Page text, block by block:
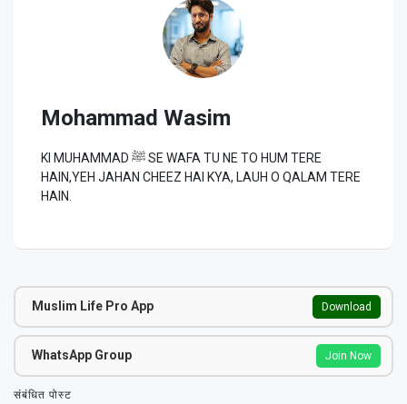
Mohammad Wasim
KI MUHAMMAD ﷺ SE WAFA TU NE TO HUM TERE
HAIN,YEH JAHAN CHEEZ HAI KYA, LAUH O QALAM TERE
HAIN.
Muslim Life Pro App Download
WhatsApp Group Join Now
संबंधित पोस्ट